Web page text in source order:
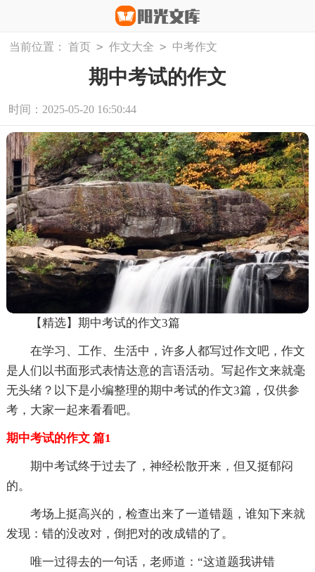
当前位置： 首页 > 作文大全 > 中考作文
期中考试的作文
时间：2025-05-20 16:50:44
【精选】期中考试的作文3篇
在学习、工作、生活中，许多人都写过作文吧，作文
是人们以书面形式表情达意的言语活动。写起作文来就毫
无头绪？以下是小编整理的期中考试的作文3篇，仅供参
考，大家一起来看看吧。
期中考试的作文 篇1
期中考试终于过去了，神经松散开来，但又挺郁闷
的。
考场上挺高兴的，检查出来了一道错题，谁知下来就
发现：错的没改对，倒把对的改成错的了。
唯一过得去的一句话，老师道：“这道题我讲错